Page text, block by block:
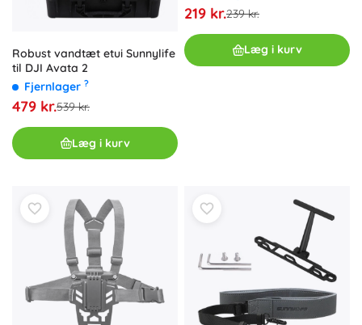
Robust vandtæt etui Sunnylife
til DJI Avata 2
Fjernlager ?
479 kr.539 kr.
Læg i kurv
219 kr.239 kr.
Læg i kurv